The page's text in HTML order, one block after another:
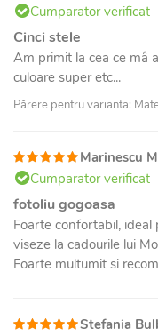
Cumparator verificat
Cinci stele
Am primit la cea ce mâ
culoare super etc...
Părere pentru varianta:
Marinescu
Cumparator verificat
fotoliu gogoasa
Foarte confortabil, ideal
viseze la cadourile lui
Foarte multumit si
Stefania